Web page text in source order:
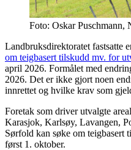
Foto: Oskar Puschmann,
Landbruksdirektoratet fastsatte
om teigbasert tilskudd mv. for
april 2026. Formålet med
2026. Det er ikke gjort noen
innrettet og hvilke krav som
Foretak som driver utvalgte
Karasjok, Karlsøy, Lavangen,
Sørfold kan søke om teigbasert
først 1. oktober.